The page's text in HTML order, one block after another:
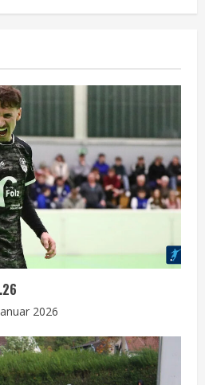
2026